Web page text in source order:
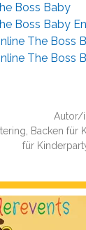
Boss Baby
Boss Baby
The Boss
The Boss
Autor/
Backen für
für